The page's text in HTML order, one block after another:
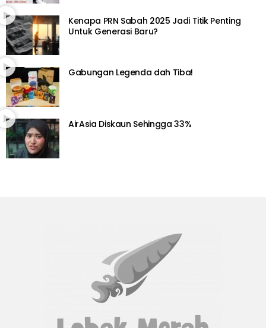
Kenapa PRN Sabah 2025 Jadi Titik Penting
Untuk Generasi Baru?
Gabungan Legenda dah Tiba!
AirAsia Diskaun Sehingga 33%